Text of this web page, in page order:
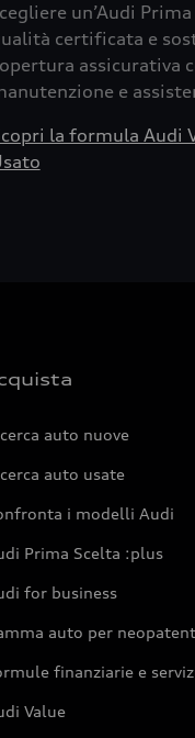
un’Audi
certificata e
assicurativa
e
la formula Audi
auto nuove
auto usate
i modelli Audi
Prima Scelta :plus
for business
auto per
finanziarie e
Value